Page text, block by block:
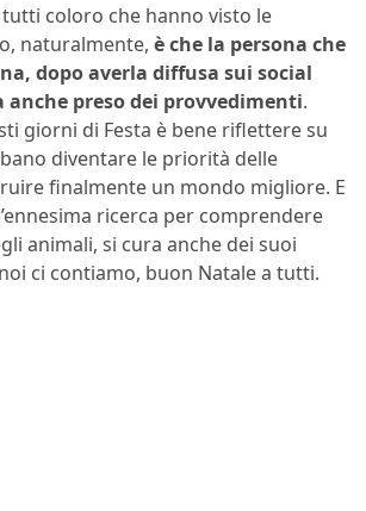
coloro che hanno visto le
naturalmente, è che la persona che
dopo averla diffusa sui social
preso dei provvedimenti.
giorni di Festa è bene riflettere su
diventare le priorità delle
finalmente un mondo migliore. E
ricerca per comprendere
animali, si cura anche dei suoi
ci contiamo, buon Natale a tutti.